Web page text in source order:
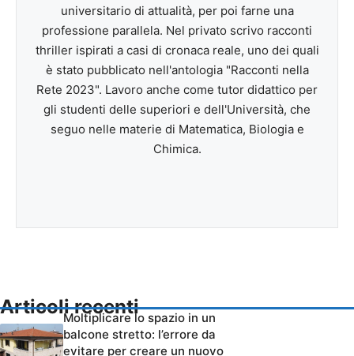
universitario di attualità, per poi farne una
professione parallela. Nel privato scrivo racconti
thriller ispirati a casi di cronaca reale, uno dei quali
è stato pubblicato nell'antologia "Racconti nella
Rete 2023". Lavoro anche come tutor didattico per
gli studenti delle superiori e dell'Università, che
seguo nelle materie di Matematica, Biologia e
Chimica.
Articoli recenti
Moltiplicare lo spazio in un
balcone stretto: l’errore da
evitare per creare un nuovo